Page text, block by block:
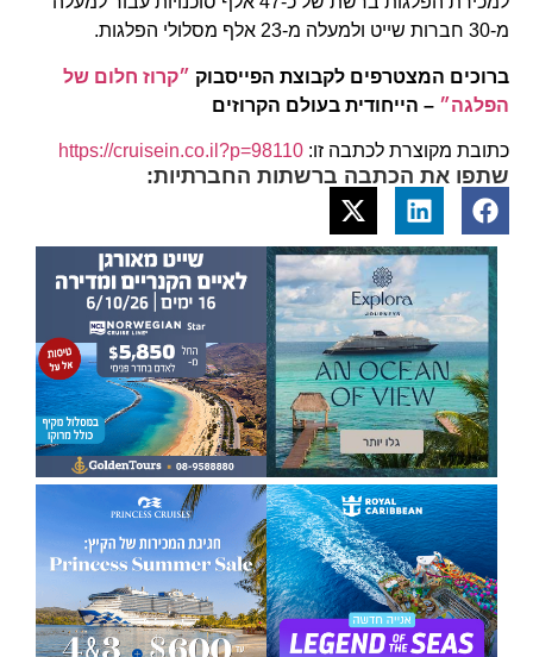
ברוכים המצטרפים לקבוצת הפייסבוק״קרוז חלום של
הפלגה״– הייחודית בעולם הקרוזים
כתובת מקוצרת לכתבה זו: https://cruisein.co.il?p=98110
שתפו את הכתבה ברשתות החברתיות: